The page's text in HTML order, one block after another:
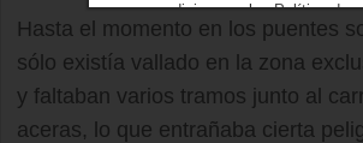
Hasta el momento en los puentes
sólo existía vallado en la zona
y faltaban varios tramos junto al
aceras, lo que entrañaba cierta
condicionesy losPolítica de